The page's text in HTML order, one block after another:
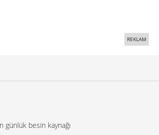
REKLAM
günlük besin kaynağı